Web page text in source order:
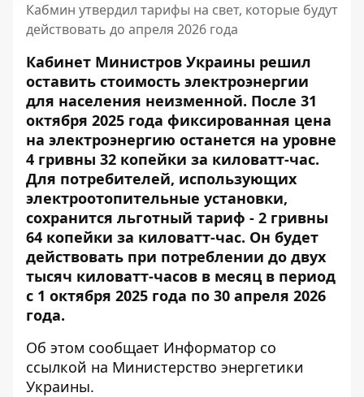
Кабмин утвердил тарифы на свет, которые будут
действовать до апреля 2026 года
Кабинет Министров Украины решил
оставить стоимость электроэнергии
для населения неизменной. После 31
октября 2025 года фиксированная цена
на электроэнергию останется на уровне
4 гривны 32 копейки за киловатт-час.
Для потребителей, использующих
электроотопительные установки,
сохранится льготный тариф - 2 гривны
64 копейки за киловатт-час. Он будет
действовать при потреблении до двух
тысяч киловатт-часов в месяц в период
с 1 октября 2025 года по 30 апреля 2026
года.
Об этом сообщает Информатор со
ссылкой на Министерство энергетики
Украины.